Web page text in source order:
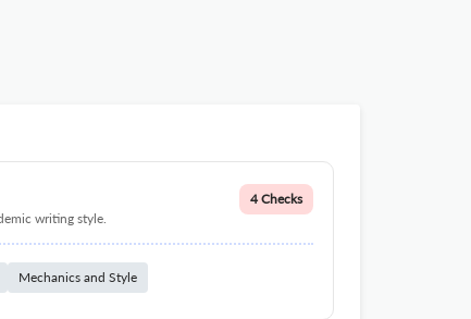
writing style.
4 Checks
Mechanics and Style